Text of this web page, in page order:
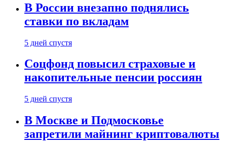
В России внезапно поднялись
ставки по вкладам
5 дней спустя
Соцфонд повысил страховые и
накопительные пенсии россиян
5 дней спустя
В Москве и Подмосковье
запретили майнинг криптовалюты